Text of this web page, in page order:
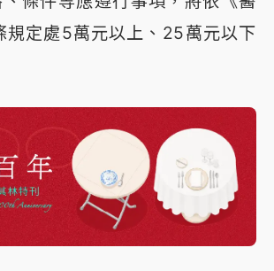
規定處5萬元以上、25萬元以下